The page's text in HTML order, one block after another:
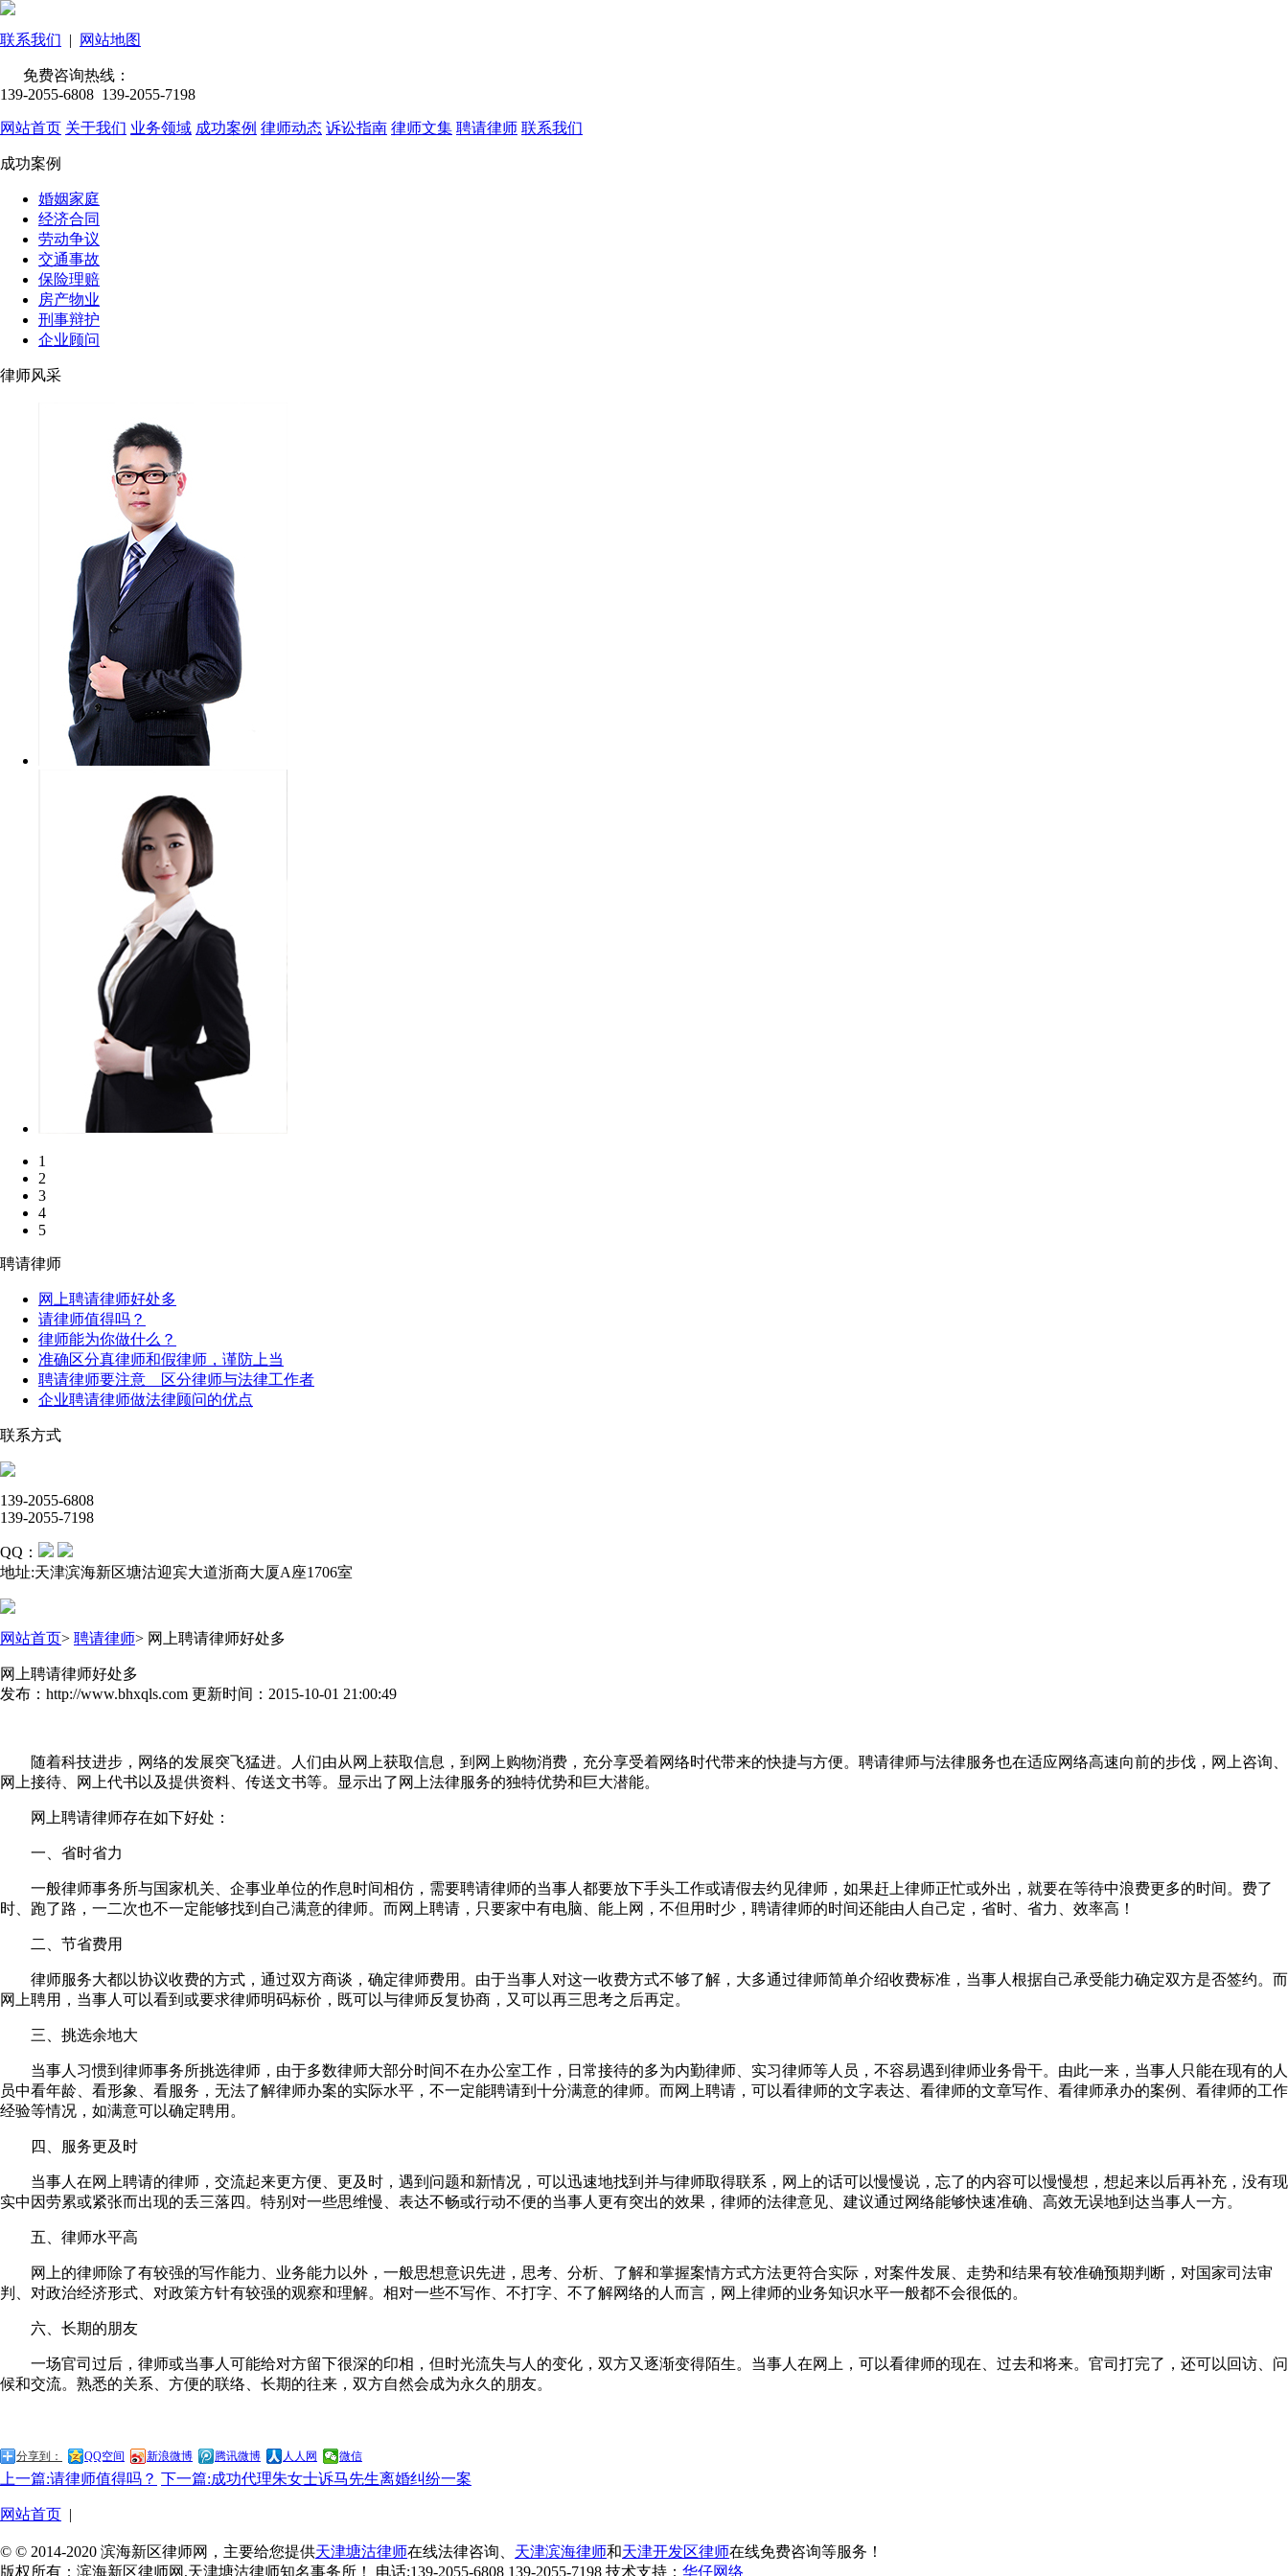
联系我们 | 网站地图
免费咨询热线：
139-2055-6808 139-2055-7198
网站首页 关于我们 业务领域 成功案例 律师动态 诉讼指南 律师文集 聘请律师 联系我们
成功案例
婚姻家庭
经济合同
劳动争议
交通事故
保险理赔
房产物业
刑事辩护
企业顾问
律师风采
1
2
3
4
5
聘请律师
网上聘请律师好处多
请律师值得吗？
律师能为你做什么？
准确区分真律师和假律师，谨防上当
聘请律师要注意 区分律师与法律工作者
企业聘请律师做法律顾问的优点
联系方式
139-2055-6808
139-2055-7198
QQ：
地址:天津滨海新区塘沽迎宾大道浙商大厦A座1706室
网站首页> 聘请律师> 网上聘请律师好处多
网上聘请律师好处多
发布：http://www.bhxqls.com 更新时间：2015-10-01 21:00:49
随着科技进步，网络的发展突飞猛进。人们由从网上获取信息，到网上购物消费，充分享受着网络时代带来的快捷与方便。聘请律师与法律服务也在适应网络高速向前的步伐，网上咨询、
网上接待、网上代书以及提供资料、传送文书等。显示出了网上法律服务的独特优势和巨大潜能。
网上聘请律师存在如下好处：
一、省时省力
一般律师事务所与国家机关、企事业单位的作息时间相仿，需要聘请律师的当事人都要放下手头工作或请假去约见律师，如果赶上律师正忙或外出，就要在等待中浪费更多的时间。费了
时、跑了路，一二次也不一定能够找到自己满意的律师。而网上聘请，只要家中有电脑、能上网，不但用时少，聘请律师的时间还能由人自己定，省时、省力、效率高！
二、节省费用
律师服务大都以协议收费的方式，通过双方商谈，确定律师费用。由于当事人对这一收费方式不够了解，大多通过律师简单介绍收费标准，当事人根据自己承受能力确定双方是否签约。而
网上聘用，当事人可以看到或要求律师明码标价，既可以与律师反复协商，又可以再三思考之后再定。
三、挑选余地大
当事人习惯到律师事务所挑选律师，由于多数律师大部分时间不在办公室工作，日常接待的多为内勤律师、实习律师等人员，不容易遇到律师业务骨干。由此一来，当事人只能在现有的人
员中看年龄、看形象、看服务，无法了解律师办案的实际水平，不一定能聘请到十分满意的律师。而网上聘请，可以看律师的文字表达、看律师的文章写作、看律师承办的案例、看律师的工作
经验等情况，如满意可以确定聘用。
四、服务更及时
当事人在网上聘请的律师，交流起来更方便、更及时，遇到问题和新情况，可以迅速地找到并与律师取得联系，网上的话可以慢慢说，忘了的内容可以慢慢想，想起来以后再补充，没有现
实中因劳累或紧张而出现的丢三落四。特别对一些思维慢、表达不畅或行动不便的当事人更有突出的效果，律师的法律意见、建议通过网络能够快速准确、高效无误地到达当事人一方。
五、律师水平高
网上的律师除了有较强的写作能力、业务能力以外，一般思想意识先进，思考、分析、了解和掌握案情方式方法更符合实际，对案件发展、走势和结果有较准确预期判断，对国家司法审
判、对政治经济形式、对政策方针有较强的观察和理解。相对一些不写作、不打字、不了解网络的人而言，网上律师的业务知识水平一般都不会很低的。
六、长期的朋友
一场官司过后，律师或当事人可能给对方留下很深的印相，但时光流失与人的变化，双方又逐渐变得陌生。当事人在网上，可以看律师的现在、过去和将来。官司打完了，还可以回访、问
候和交流。熟悉的关系、方便的联络、长期的往来，双方自然会成为永久的朋友。
分享到： QQ空间 新浪微博 腾讯微博 人人网 微信
上一篇:请律师值得吗？ 下一篇:成功代理朱女士诉马先生离婚纠纷一案
网站首页 |
© © 2014-2020 滨海新区律师网，主要给您提供天津塘沽律师在线法律咨询、 天津滨海律师和天津开发区律师在线免费咨询等服务！
版权所有：滨海新区律师网,天津塘沽律师知名事务所！ 电话:139-2055-6808 139-2055-7198 技术支持： 华仔网络